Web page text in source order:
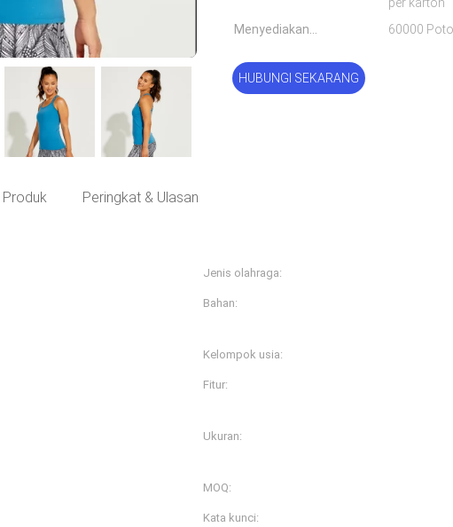
Menyediakan
60000
HUBUNGI SEKARANG
Produk Peringkat & Ulasan
Jenis olahraga:
Bahan:
Kelompok usia:
Fitur:
Ukuran:
MOQ:
Kata kunci: